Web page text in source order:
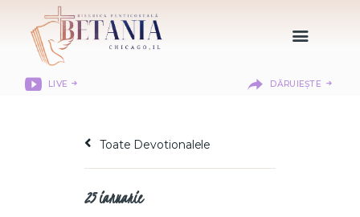
LIVE DĂRUIEȘTE
DESPRE NOI
CITIREA BIBLIEI
Toate Devotionalele
25 ianuarie